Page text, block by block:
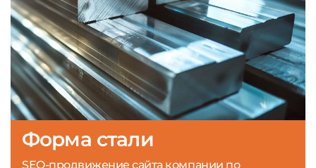
Форма стали
SEO-продвижение сайта компании по